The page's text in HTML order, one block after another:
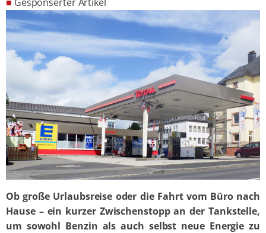
Ob große Urlaubsreise oder die Fahrt vom Büro nach
Hause – ein kurzer Zwischenstopp an der Tankstelle,
um sowohl Benzin als auch selbst neue Energie zu